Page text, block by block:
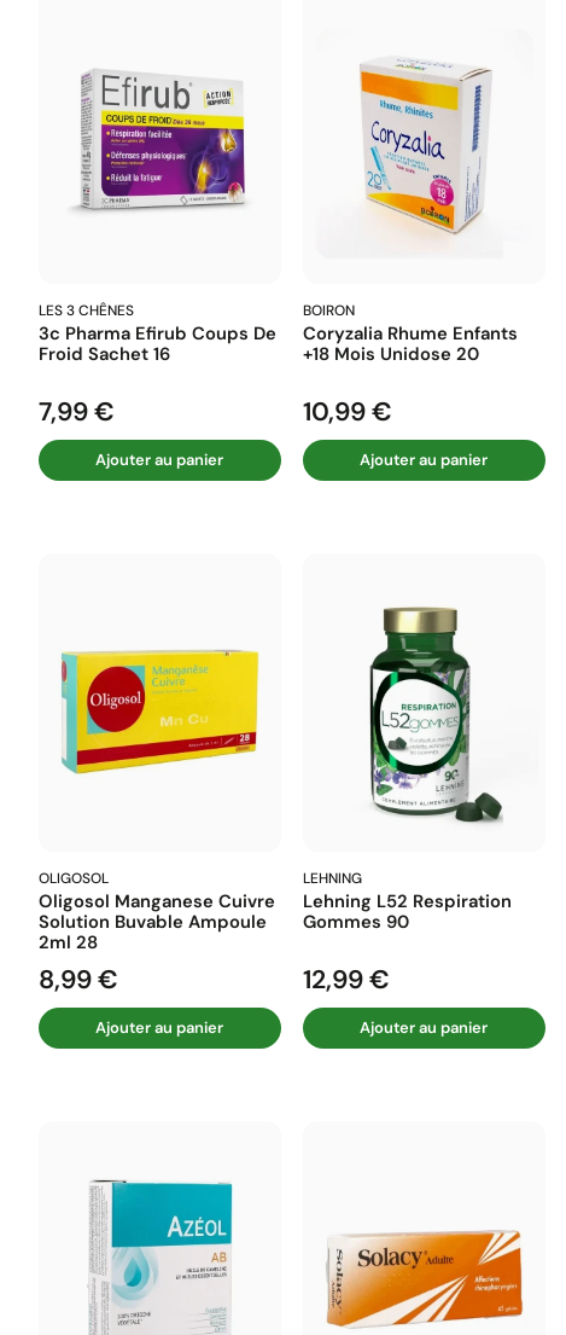
LES 3 CHÊNES
3c Pharma Efirub Coups De
Froid Sachet 16
Prix
7,99 €
Ajouter au panier
BOIRON
Coryzalia Rhume Enfants
+18 Mois Unidose 20
Prix
10,99 €
Ajouter au panier
OLIGOSOL
Oligosol Manganese Cuivre
Solution Buvable Ampoule
2ml 28
Prix
8,99 €
Ajouter au panier
LEHNING
Lehning L52 Respiration
Gommes 90
Prix
12,99 €
Ajouter au panier